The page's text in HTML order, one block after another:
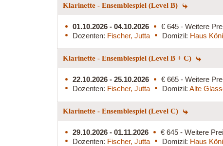
Klarinette - Ensemblespiel (Level B)
01.10.2026 - 04.10.2026
€ 645 - Weitere
Dozenten: Fischer, Jutta Domizil: Haus
Klarinette - Ensemblespiel (Level B + C)
22.10.2026 - 25.10.2026
€ 665 - Weitere
Dozenten: Fischer, Jutta Domizil: Alte
Klarinette - Ensemblespiel (Level C)
29.10.2026 - 01.11.2026
€ 645 - Weitere
Dozenten: Fischer, Jutta Domizil: Haus